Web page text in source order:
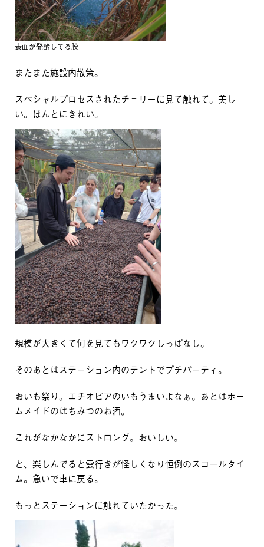
表面が発酵してる膜
またまた施設内散策。
スペシャルプロセスされたチェリーに見て触れて。美し
い。ほんとにきれい。
規模が大きくて何を見てもワクワクしっぱなし。
そのあとはステーション内のテントでプチパーティ。
おいも祭り。エチオピアのいもうまいよなぁ。あとはホー
ムメイドのはちみつのお酒。
これがなかなかにストロング。おいしい。
と、楽しんでると雲行きが怪しくなり恒例のスコールタイ
ム。急いで車に戻る。
もっとステーションに触れていたかった。